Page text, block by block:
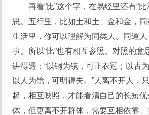
再看“比”这个字，在易经里还有“比
思。五行里，比如土和土、金和金，同
生活里，你可以理解为同类人、同道人
事。所以“比”也有相互参照、对照的意
讲得透：“以铜为镜，可正衣冠；以古
以人为镜，可明得失。”人离不开人，
起，相互映照，才能看清自己的长短
体，但更离不开群体，需要互相依靠、